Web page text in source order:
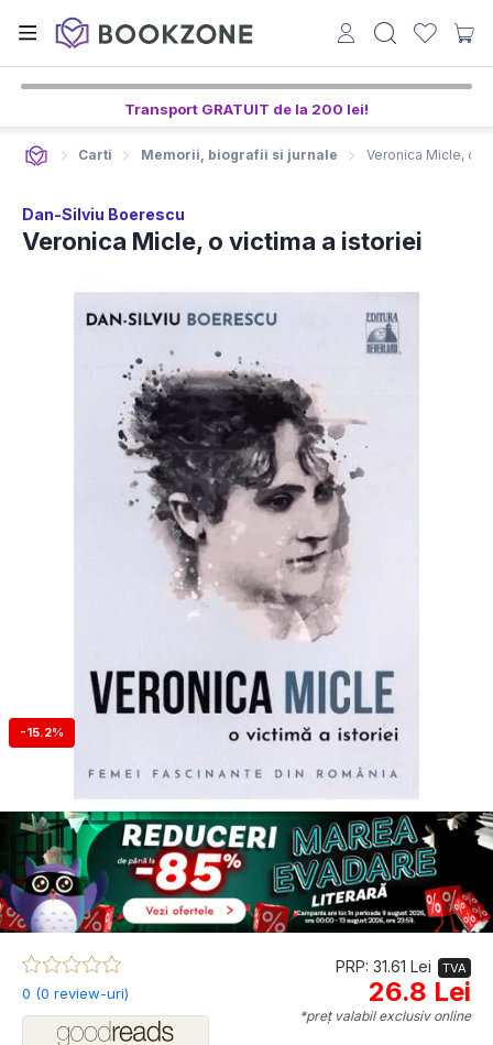
Transport GRATUIT de la 200 lei!
Carti Memorii, biografii si jurnale Veronica Micle, o
Dan-Silviu Boerescu
Veronica Micle, o victima a istoriei
-15.2%
0 (0 review-uri)
PRP: 31.61 Lei TVA
26.8 Lei
*preț valabil exclusiv online